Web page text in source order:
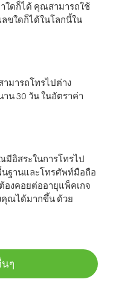
ใดก็ได้ คุณสามารถใช้
ขใดก็ได้ในโลกนี้ใน
มารถโทรไปต่าง
น 30 วัน ในอัตราค่า
มีอิสระในการโทรไป
นฐานและโทรศัพท์มือถือ
องคอยต่ออายุแพ็คเกจ
ณได้มากขึ้น ด้วย
ๆ